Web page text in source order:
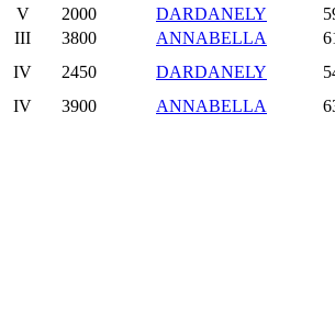
V 2000 DARDANELY
III 3800 ANNABELLA
IV 2450 DARDANELY
IV 3900 ANNABELLA